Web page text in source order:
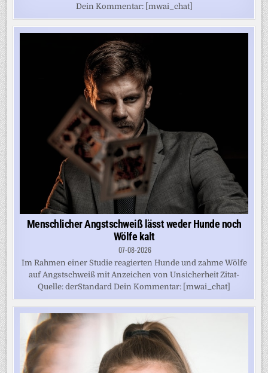
Dein Kommentar: [mwai_chat]
Menschlicher Angstschweiß lässt weder Hunde noch
Wölfe kalt
07-08-2026
Im Rahmen einer Studie reagierten Hunde und zahme Wölfe
auf Angstschweiß mit Anzeichen von Unsicherheit Zitat-
Quelle: derStandard Dein Kommentar: [mwai_chat]